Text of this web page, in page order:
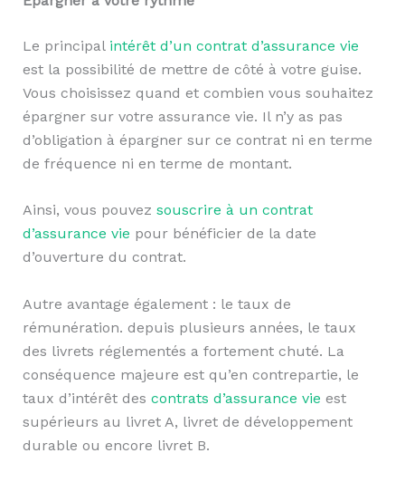
Le principal intérêt d’un contrat d’assurance vie
est la possibilité de mettre de côté à votre guise.
Vous choisissez quand et combien vous souhaitez
épargner sur votre assurance vie. Il n’y as pas
d’obligation à épargner sur ce contrat ni en terme
de fréquence ni en terme de montant.
Ainsi, vous pouvez souscrire à un contrat
d’assurance vie pour bénéficier de la date
d’ouverture du contrat.
Autre avantage également : le taux de
rémunération. depuis plusieurs années, le taux
des livrets réglementés a fortement chuté. La
conséquence majeure est qu’en contrepartie, le
taux d’intérêt des contrats d’assurance vie est
supérieurs au livret A, livret de développement
durable ou encore livret B.